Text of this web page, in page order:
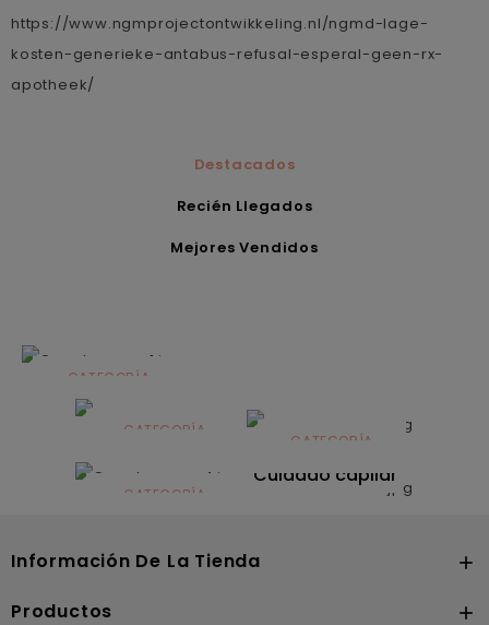
https://www.ngmprojectontwikkeling.nl/ngmd-lage-
kosten-generieke-antabus-refusal-esperal-geen-rx-
apotheek/
Destacados
Recién Llegados
Mejores Vendidos
CATEGORÍA
Alimentación
infantilCATEGORÍA
Dermocosmética
CATEGORÍA
Solares
CATEGORÍA
Cuidado capilar
Información De La Tienda 
Productos 